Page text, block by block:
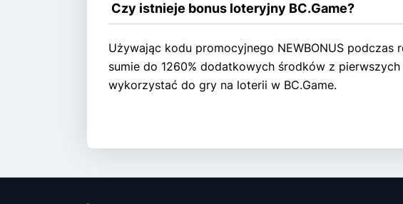
Czy istnieje bonus loteryjny BC.Game?
Używając kodu promocyjnego NEWBONUS podczas
sumie do 1260% dodatkowych środków z
wykorzystać do gry na loterii w BC.Game.